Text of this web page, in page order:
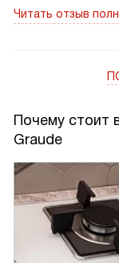
Читать отзыв
Почему стоит
Graude